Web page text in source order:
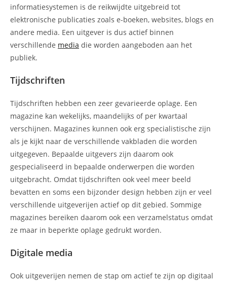
informatiesystemen is de reikwijdte uitgebreid tot
elektronische publicaties zoals e-boeken, websites, blogs en
andere media. Een uitgever is dus actief binnen
verschillende media die worden aangeboden aan het
publiek.
Tijdschriften
Tijdschriften hebben een zeer gevarieerde oplage. Een
magazine kan wekelijks, maandelijks of per kwartaal
verschijnen. Magazines kunnen ook erg specialistische zijn
als je kijkt naar de verschillende vakbladen die worden
uitgegeven. Bepaalde uitgevers zijn daarom ook
gespecialiseerd in bepaalde onderwerpen die worden
uitgebracht. Omdat tijdschriften ook veel meer beeld
bevatten en soms een bijzonder design hebben zijn er veel
verschillende uitgeverijen actief op dit gebied. Sommige
magazines bereiken daarom ook een verzamelstatus omdat
ze maar in beperkte oplage gedrukt worden.
Digitale media
Ook uitgeverijen nemen de stap om actief te zijn op digitaal